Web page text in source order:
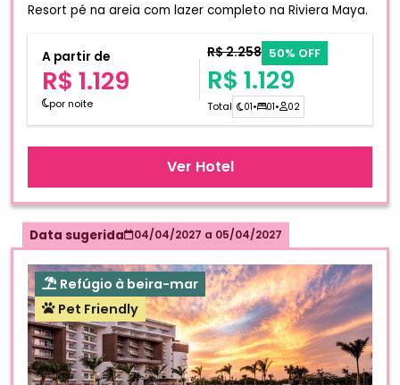
Resort pé na areia com lazer completo na Riviera Maya.
A partir de
R$ 1.129
por noite
R$ 2.258 50% OFF
R$ 1.129
Total 01• 01• 02
Ver Hotel
Data sugerida 04/04/2027 a 05/04/2027
Refúgio à beira-mar
Pet Friendly